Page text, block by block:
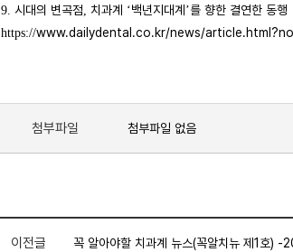
9. 시대의 변곡점, 치과계 ‘백년지대계 ’를 향한 결연한 동행
https://www.dailydental.co.kr/news/
첨부파일 첨부파일 없음
이전글 꼭 알아야할 치과계 뉴스(꼭알치뉴 제1호)